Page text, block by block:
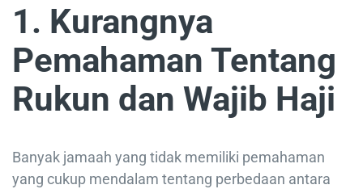
1. Kurangnya
Pemahaman Tentang
Rukun dan Wajib Haji
Banyak jamaah yang tidak memiliki pemahaman
yang cukup mendalam tentang perbedaan antara